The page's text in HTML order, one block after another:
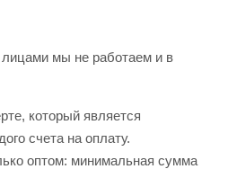
мы не работаем и в
который является
счета на оплату.
оптом: минимальная сумма